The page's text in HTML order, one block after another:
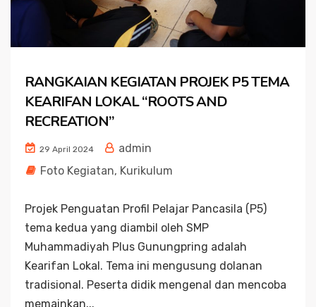
RANGKAIAN KEGIATAN PROJEK P5 TEMA
KEARIFAN LOKAL “ROOTS AND
RECREATION”
29 April 2024
admin
Foto Kegiatan, Kurikulum
Projek Penguatan Profil Pelajar Pancasila (P5)
tema kedua yang diambil oleh SMP
Muhammadiyah Plus Gunungpring adalah
Kearifan Lokal. Tema ini mengusung dolanan
tradisional. Peserta didik mengenal dan mencoba
memainkan...